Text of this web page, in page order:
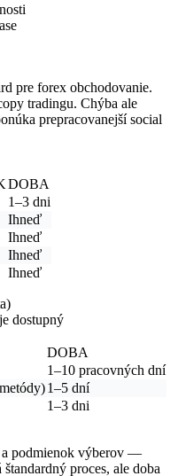
pre forex obchodovanie.
tradingu. Chýba ale
prepracovanejší social
DOBA
1–3 dni
Ihneď
Ihneď
Ihneď
Ihneď
dostupný
DOBA
1–10 pracovných dní
1–5 dní
1–3 dni
a podmienok výberov —
proces, ale doba